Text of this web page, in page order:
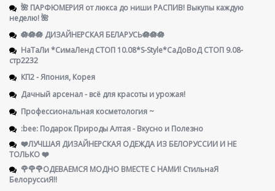
🌺 ПАРФЮМЕРИЯ от люкса до ниши РАСПИВ! Выкупы каждую
неделю! 🌺
🪷🪷🪷 ДИЗАЙНЕРСКАЯ БЕЛАРУСЬ🪷🪷🪷
НаТаЛи *СимаЛенд СТОП 10.08*S-Style*СаДоВоД СТОП 9.08-
стр2232
КП2 - Япония, Корея
Дачный арсенал - всё для красоты и урожая!
Профессиональная косметология ~
:bee: Подарок Природы Алтая - Вкусно и Полезно
❤️ЛУЧШАЯ ДИЗАЙНЕРСКАЯ ОДЕЖДА ИЗ БЕЛОРУССИИ И НЕ
ТОЛЬКО ❤️
🌹🌹🌹ОДЕВАЕМСЯ МОДНО ВМЕСТЕ С НАМИ! СтильнаЯ
БелоруссиЯ‼